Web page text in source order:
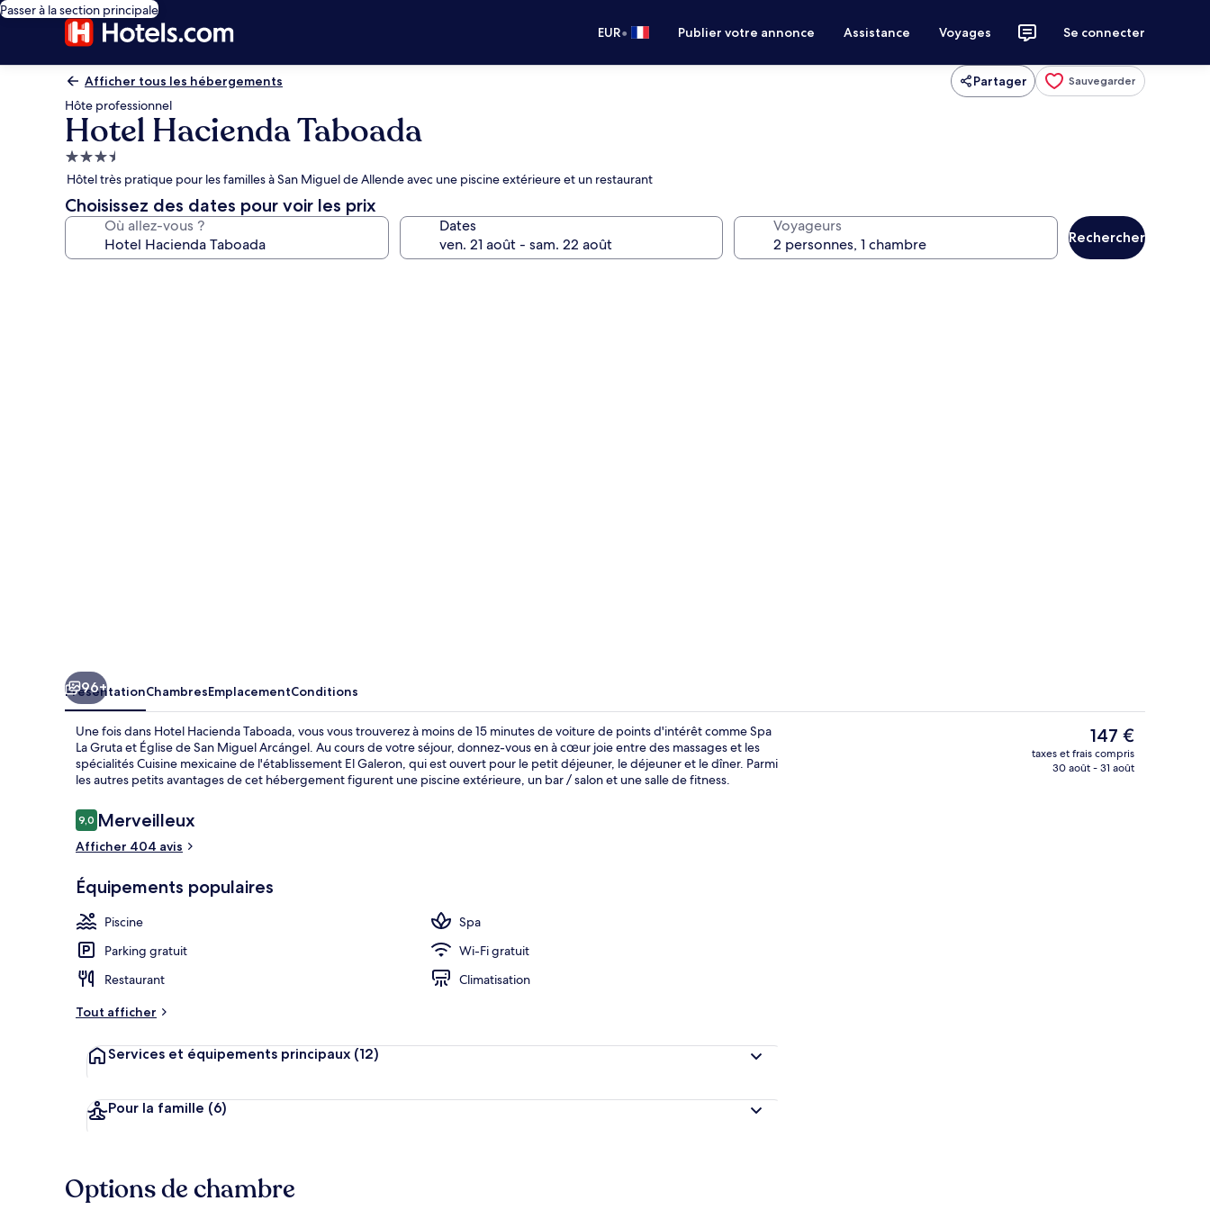
Passer à la section principale
EUR• Publier votre annonce Assistance Voyages Se connecter
Afficher tous les hébergements Partager Sauvegarder
Hôte professionnel
Hotel Hacienda Taboada
Hébergement
3.5 étoiles
Hôtel très pratique pour les familles à San Miguel de Allende avec une piscine extérieure et un restaurant
Choisissez des dates pour voir les prix
Où allez-vous ? Dates Voyageurs
Rechercher
96+
PrésentationChambresEmplacementConditions
Une fois dans Hotel Hacienda Taboada, vous vous trouverez à moins de 15 minutes de voiture de points d'intérêt comme Spa
La Gruta et Église de San Miguel Arcángel. Au cours de votre séjour, donnez-vous en à cœur joie entre des massages et les
spécialités Cuisine mexicaine de l'établissement El Galeron, qui est ouvert pour le petit déjeuner, le déjeuner et le dîner. Parmi
les autres petits avantages de cet hébergement figurent une piscine extérieure, un bar / salon et une salle de fitness.
Avis
voyageurs
9,09,0 sur 10
Merveilleux
Afficher 404 avis
Équipements populaires
Piscine
Spa
Parking gratuit
Wi-Fi gratuit
Restaurant
Climatisation
Tout afficher
Services et équipements principaux (12)
Pour la famille (6)
Le
prix
actuel
147 €
taxes et frais compris
30 août - 31 août
Options de chambre